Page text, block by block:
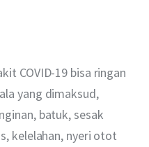
COVID-19 bisa ringan
yang dimaksud,
batuk, sesak
kelelahan, nyeri otot